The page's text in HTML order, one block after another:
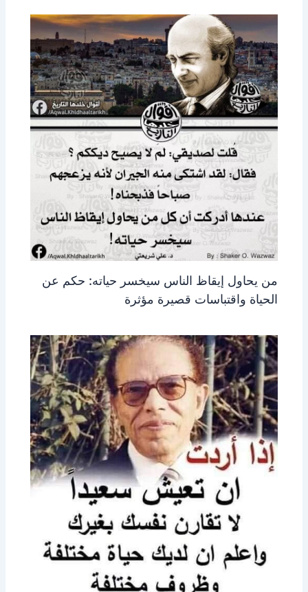
من يحاول إيقاظ الناس سيخسر حياته: حكم عن
الحياة واقتباسات قصيرة مؤثرة